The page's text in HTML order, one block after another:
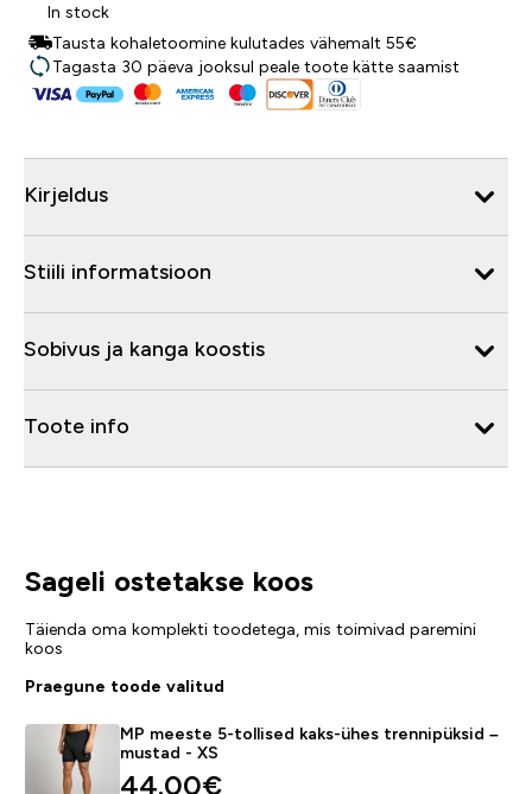
In stock
Tausta kohaletoomine kulutades vähemalt 55€
Tagasta 30 päeva jooksul peale toote kätte saamist
Kirjeldus
Stiili informatsioon
Sobivus ja kanga koostis
Toote info
Sageli ostetakse koos
Täienda oma komplekti toodetega, mis toimivad paremini
koos
Praegune toode valitud
MP meeste 5-tollised kaks-ühes trennipüksid –
mustad - XS
44.00€‎